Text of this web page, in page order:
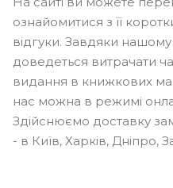
ознайомитися з її
відгуки. Завдяки
доведеться витрачати
видання в книжкових
нас можна в режимі
Здійснюємо доставку
- в Київ, Харків, Дніпро,